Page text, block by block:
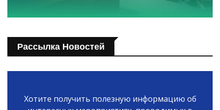
Рассылка Новостей
Хотите получить полезную информацию об